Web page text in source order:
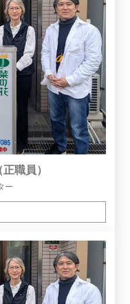
職員）
ー